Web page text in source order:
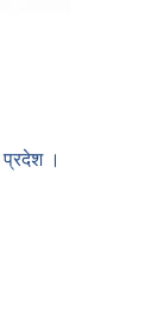
प्रदेश ।